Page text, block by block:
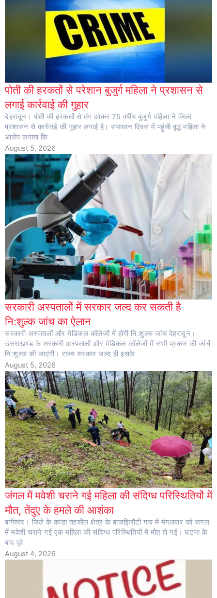
पोती की हरकतों से परेशान बुजुर्ग महिला ने प्रशासन से
लगाई कार्रवाई की गुहार
देहरादून। पोती की हरकतों से तंग आकर 75 वर्षीय बुजुर्ग महिला ने जिला
प्रशासन से कार्रवाई की गुहार लगाई है। समाधान दिवस में पहुंची वृद्ध महिला ने
आरोप लगाया कि
August 5, 2026
सरकारी अस्पतालों में सरकार जल्द कर सकती है
नि:शुल्क जांच का ऐलान
सरकारी अस्पतालों और मेडिकल कॉलेजों में होगी नि:शुल्क जांच देहरादून।
उत्तराखण्ड के सरकारी अस्पतालों और मेडिकल कॉलेजों में सभी प्रकार की जांचें
नि:शुल्क की जाएंगी। राज्य सरकार जल्द ही इसके
August 5, 2026
जंगल में मवेशी चराने गई महिला की संदिग्ध परिस्थितियों में
मौत, तेंदुए के हमले की आशंका
बागेश्वर। जिले के कांडा तहसील क्षेत्र के बांजझिरौटी गांव में मंगलवार को जंगल
में मवेशी चराने गई एक महिला की संदिग्ध परिस्थितियों में मौत हो गई। घटना के
बाद पूरे
August 4, 2026